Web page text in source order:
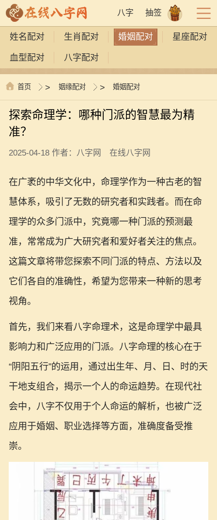
八字 抽签
姓名配对 生肖配对 婚姻配对 星座配对
血型配对 八字配对
首页 > 姻缘配对 > 婚姻配对
探索命理学：哪种门派的智慧最为精
准？
2025-04-18 作者：八字网 在线八字网
在广袤的中华文化中，命理学作为一种古老的智
慧体系，吸引了无数的研究者和实践者。而在命
理学的众多门派中，究竟哪一种门派的预测最
准，常常成为广大研究者和爱好者关注的焦点。
这篇文章将带您探索不同门派的特点、方法以及
它们各自的准确性，希望为您带来一种新的思考
视角。
首先，我们来看八字命理术，这是命理学中最具
影响力和广泛应用的门派。八字命理的核心在于
“阴阳五行”的运用，通过出生年、月、日、时的天
干地支组合，揭示一个人的命运趋势。在现代社
会中，八字不仅用于个人命运的解析，也被广泛
应用于婚姻、职业选择等方面，准确度备受推
崇。